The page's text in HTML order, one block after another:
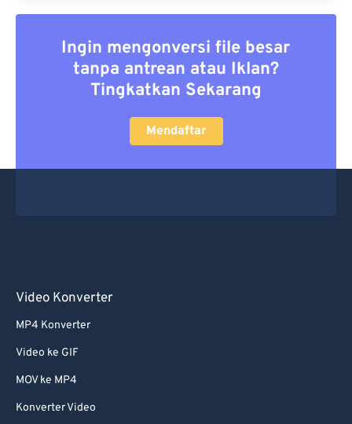
Ingin mengonversi file besar
tanpa antrean atau Iklan?
Tingkatkan Sekarang
Mendaftar
Video Konverter
MP4 Konverter
Video ke GIF
MOV ke MP4
Konverter Video